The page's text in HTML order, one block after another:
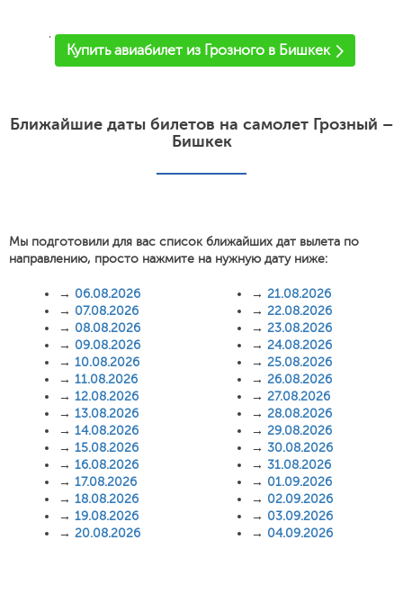
'
Купить авиабилет из Грозного в Бишкек
Ближайшие даты билетов на самолет Грозный –
Бишкек
Мы подготовили для вас список ближайших дат вылета по
направлению, просто нажмите на нужную дату ниже:
→ 06.08.2026
→ 07.08.2026
→ 08.08.2026
→ 09.08.2026
→ 10.08.2026
→ 11.08.2026
→ 12.08.2026
→ 13.08.2026
→ 14.08.2026
→ 15.08.2026
→ 16.08.2026
→ 17.08.2026
→ 18.08.2026
→ 19.08.2026
→ 20.08.2026
→ 21.08.2026
→ 22.08.2026
→ 23.08.2026
→ 24.08.2026
→ 25.08.2026
→ 26.08.2026
→ 27.08.2026
→ 28.08.2026
→ 29.08.2026
→ 30.08.2026
→ 31.08.2026
→ 01.09.2026
→ 02.09.2026
→ 03.09.2026
→ 04.09.2026